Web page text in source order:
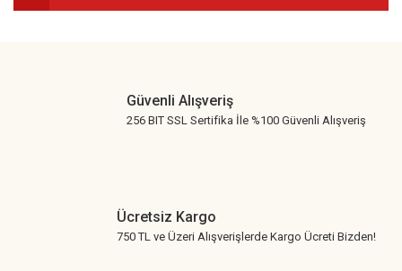
Güvenli Alışveriş
256 BIT SSL Sertifika İle %100 Güvenli Alışveriş
Ücretsiz Kargo
750 TL ve Üzeri Alışverişlerde Kargo Ücreti Bizden!